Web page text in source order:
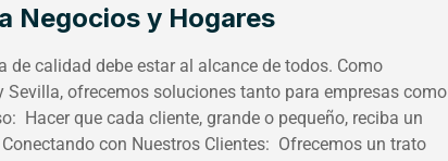
Negocios y Hogares
de calidad debe estar al alcance de todos. Como
ofrecemos soluciones tanto para empresas como
Hacer que cada cliente, grande o pequeño, reciba un
con Nuestros Clientes: Ofrecemos un trato